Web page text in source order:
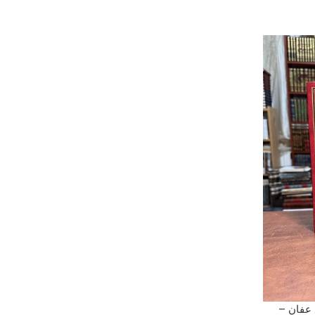
عفان –